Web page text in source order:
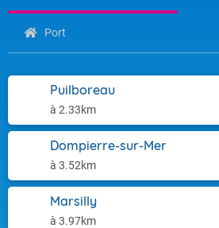
Port
Puilboreau
à 2.33km
Dompierre-sur-Mer
à 3.52km
Marsilly
à 3.97km